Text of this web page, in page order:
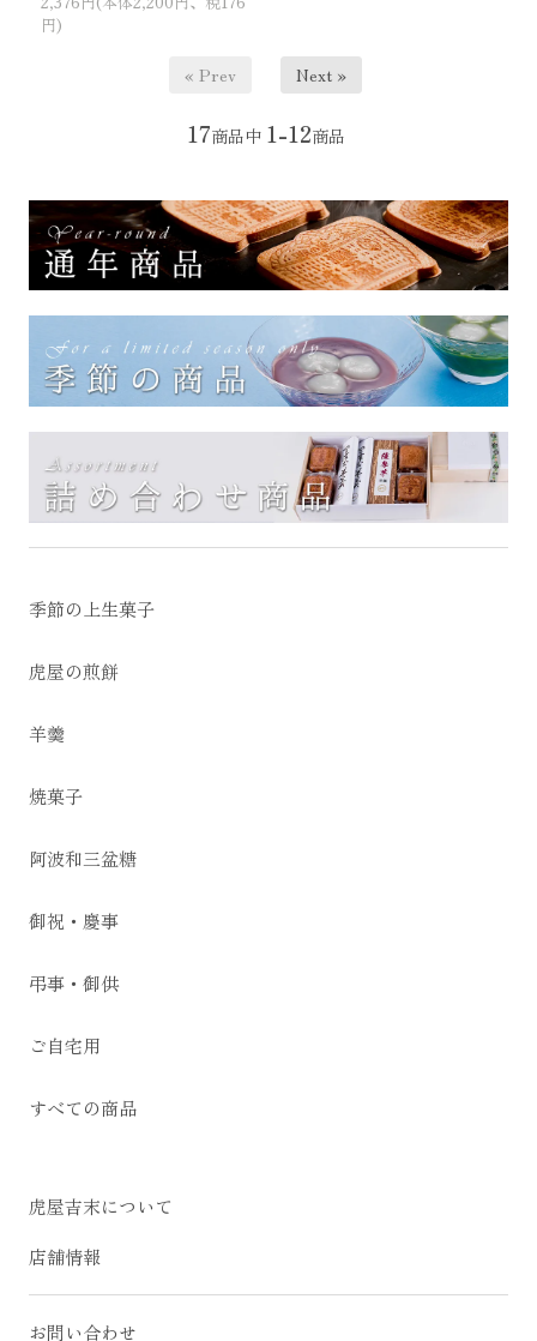
円)
« Prev Next »
17商品中 1-12商品
季節の上生菓子
虎屋の煎餅
羊羹
焼菓子
阿波和三盆糖
御祝・慶事
弔事・御供
ご自宅用
すべての商品
虎屋吉末について
店舗情報
お問い合わせ